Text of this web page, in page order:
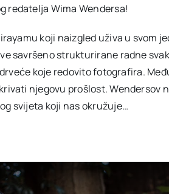
redatelja Wima Wendersa!
koji naizgled uživa u svom
savršeno strukturirane radne
koje redovito fotografira.
njegovu prošlost. Wendersov
svijeta koji nas okružuje…